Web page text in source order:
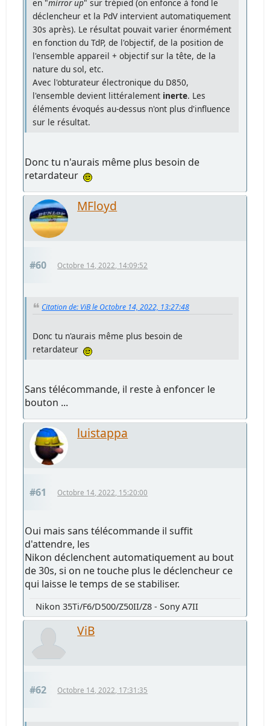
en "mirror up" sur trépied (on enfonce à fond le
déclencheur et la PdV intervient automatiquement
30s après). Le résultat pouvait varier énormément
en fonction du TdP, de l'objectif, de la position de
l'ensemble appareil + objectif sur la tête, de la
nature du sol, etc.
Avec l'obturateur électronique du D850,
l'ensemble devient littéralement inerte. Les
éléments évoqués au-dessus n'ont plus d'influence
sur le résultat.
Donc tu n'aurais même plus besoin de
retardateur
MFloyd
#60 Octobre 14, 2022, 14:09:52
Citation de: ViB le Octobre 14, 2022, 13:27:48
Donc tu n'aurais même plus besoin de
retardateur
Sans télécommande, il reste à enfoncer le
bouton ...
luistappa
#61 Octobre 14, 2022, 15:20:00
Oui mais sans télécommande il suffit
d'attendre, les
Nikon déclenchent automatiquement au bout
de 30s, si on ne touche plus le déclencheur ce
qui laisse le temps de se stabiliser.
Nikon 35Ti/F6/D500/Z50II/Z8 - Sony A7II
ViB
#62 Octobre 14, 2022, 17:31:35